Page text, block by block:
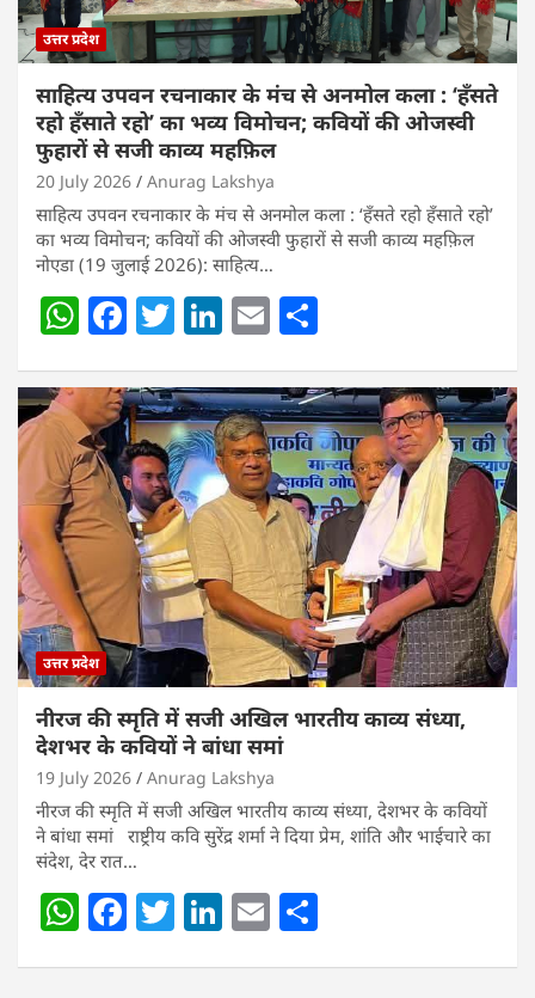
उत्तर प्रदेश
साहित्य उपवन रचनाकार के मंच से अनमोल कला : ‘हॅंसते
रहो हॅंसाते रहो’ का भव्य विमोचन; कवियों की ओजस्वी
फुहारों से सजी काव्य महफ़िल
20 July 2026 Anurag Lakshya
साहित्य उपवन रचनाकार के मंच से अनमोल कला : ‘हॅंसते रहो हॅंसाते रहो’
का भव्य विमोचन; कवियों की ओजस्वी फुहारों से सजी काव्य महफ़िल
नोएडा (19 जुलाई 2026): साहित्य…
W
at
s
A
p
p
F
c
e
b
o
o
k
T
itt
er
Li
k
e
dI
n
E
ai
l
ar
e
उत्तर प्रदेश
नीरज की स्मृति में सजी अखिल भारतीय काव्य संध्या,
देशभर के कवियों ने बांधा समां
19 July 2026 Anurag Lakshya
नीरज की स्मृति में सजी अखिल भारतीय काव्य संध्या, देशभर के कवियों
ने बांधा समां राष्ट्रीय कवि सुरेंद्र शर्मा ने दिया प्रेम, शांति और भाईचारे का
संदेश, देर रात…
W F T Li E